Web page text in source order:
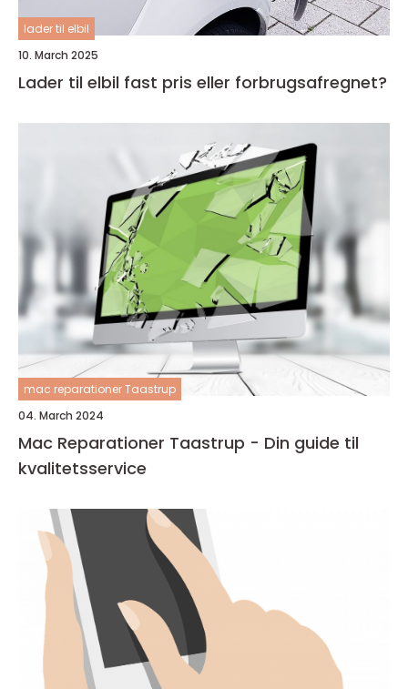
lader til elbil
10. March 2025
Lader til elbil fast pris eller forbrugsafregnet?
mac reparationer Taastrup
04. March 2024
Mac Reparationer Taastrup - Din guide til
kvalitetsservice